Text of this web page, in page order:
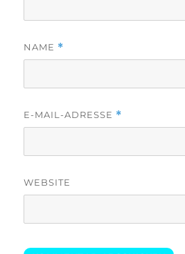
NAME *
E-MAIL-ADRESSE *
WEBSITE